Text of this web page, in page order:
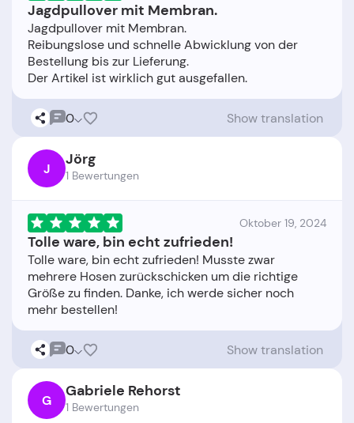
Jagdpullover mit Membran.
Jagdpullover mit Membran.
Reibungslose und schnelle Abwicklung von der
Bestellung bis zur Lieferung.
0 Show translation
J Jörg
1 Bewertungen
Oktober 19, 2024
Tolle ware, bin echt zufrieden!
Tolle ware, bin echt zufrieden! Musste zwar
mehrere Hosen zurückschicken um die richtige
Größe zu finden. Danke, ich werde sicher noch
0 Show translation
G Gabriele Rehorst
1 Bewertungen